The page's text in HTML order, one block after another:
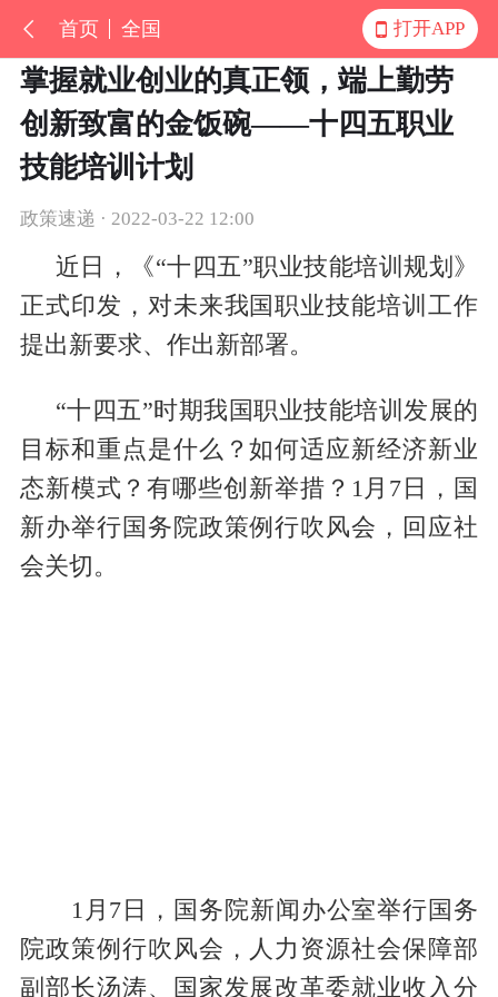
首页 全国 打开APP
掌握就业创业的真正领，端上勤劳
创新致富的金饭碗——十四五职业
技能培训计划
政策速递 · 2022-03-22 12:00
近日，《“十四五”职业技能培训规划》
正式印发，对未来我国职业技能培训工作
提出新要求、作出新部署。
“十四五”时期我国职业技能培训发展的
目标和重点是什么？如何适应新经济新业
态新模式？有哪些创新举措？1月7日，国
新办举行国务院政策例行吹风会，回应社
会关切。
1月7日，国务院新闻办公室举行国务
院政策例行吹风会，人力资源社会保障部
副部长汤涛、国家发展改革委就业收入分